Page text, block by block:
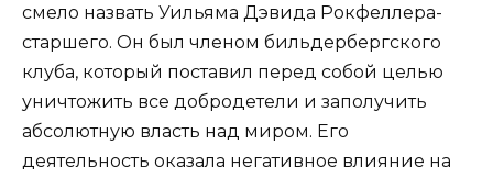
смело назвать Уильяма Дэвида Рокфеллера-
старшего. Он был членом бильдербергского
клуба, который поставил перед собой целью
уничтожить все добродетели и заполучить
абсолютную власть над миром. Его
деятельность оказала негативное влияние на